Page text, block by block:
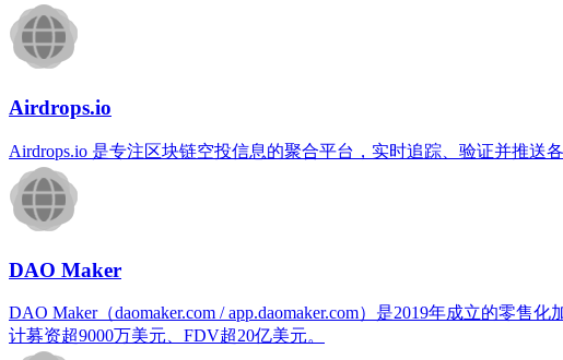
Airdrops.io
Airdrops.io 是专注区块链空投信息的聚合平台，实时追踪、验证并推送
DAO Maker
DAO Maker（daomaker.com / app.daomaker.com）是2019年成立的零
计募资超9000万美元、FDV超20亿美元。